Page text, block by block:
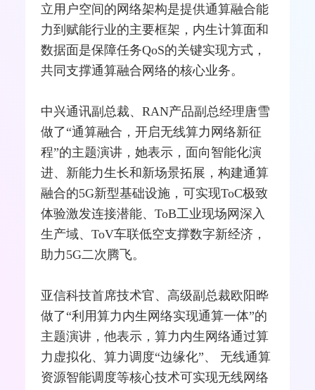
立用户空间的网络架构是提供通算融合能
力到赋能行业的主要框架，内生计算面和
数据面是保障任务QoS的关键实现方式，
共同支撑通算融合网络的核心业务。
中兴通讯副总裁、RAN产品副总经理唐雪
做了“通算融合，开启无线算力网络新征
程”的主题演讲，她表示，面向智能化演
进、新能力生长和新场景拓展，构建通算
融合的5G新型基础设施，可实现ToC极致
体验激发连接潜能、ToB工业现场网深入
生产域、ToV车联低空支撑数字新经济，
助力5G二次腾飞。
亚信科技首席技术官、高级副总裁欧阳晔
做了“利用算力内生网络实现通算一体”的
主题演讲，他表示，算力内生网络通过算
力虚拟化、算力调度“边缘化”、 无线通算
资源智能调度等核心技术可实现无线网络